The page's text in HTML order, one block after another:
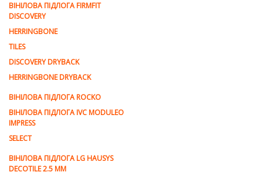
ВІНІЛОВА ПІДЛОГА FIRMFIT
DISCOVERY
HERRINGBONE
TILES
DISCOVERY DRYBACK
HERRINGBONE DRYBACK
ВІНІЛОВА ПІДЛОГА ROCKO
ВІНІЛОВА ПІДЛОГА IVC MODULEO
IMPRESS
SELECT
ВІНІЛОВА ПІДЛОГА LG HAUSYS
DECOTILE 2.5 MM